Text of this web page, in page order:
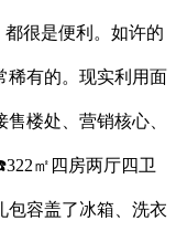
很是便利。如许的
稀有的。现实利用面
楼处、营销核心、
㎡四房两厅四卫
包容盖了冰箱、洗衣